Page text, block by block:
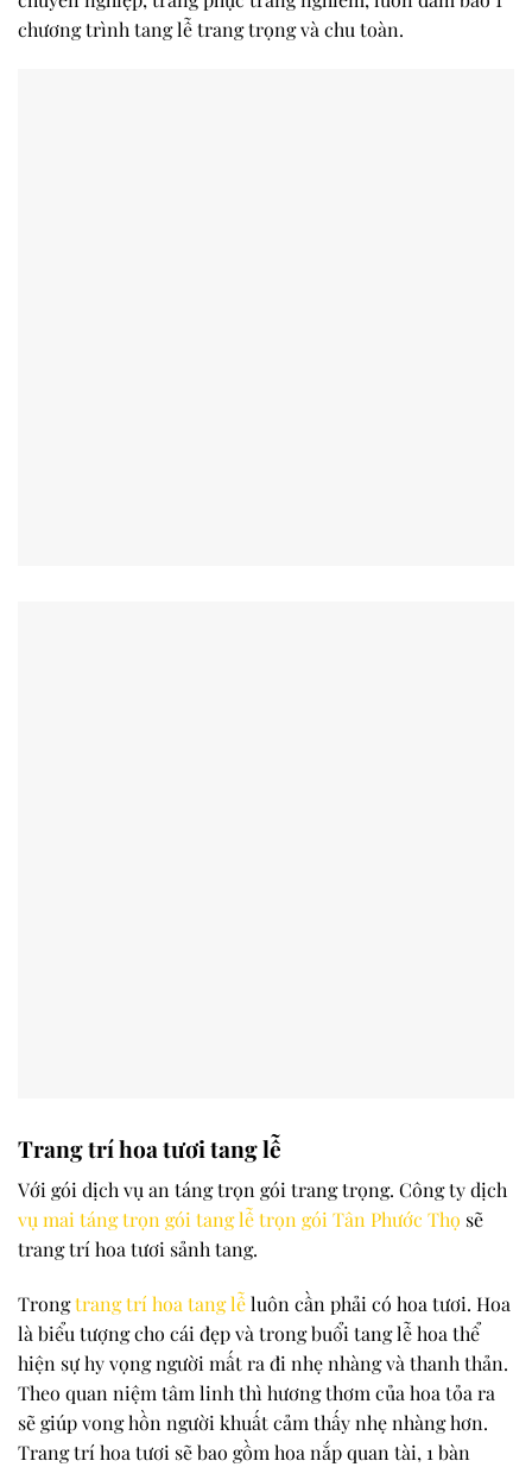
chương trình tang lễ trang trọng và chu toàn.
Trang trí hoa tươi tang lễ
Với gói dịch vụ an táng trọn gói trang trọng. Công ty dịch
vụ mai táng trọn gói tang lễ trọn gói Tân Phước Thọ sẽ
trang trí hoa tươi sảnh tang.
Trongtrang trí hoa tang lễluôn cần phải có hoa tươi. Hoa
là biểu tượng cho cái đẹp và trong buổi tang lễ hoa thể
hiện sự hy vọng người mất ra đi nhẹ nhàng và thanh thản.
Theo quan niệm tâm linh thì hương thơm của hoa tỏa ra
sẽ giúp vong hồn người khuất cảm thấy nhẹ nhàng hơn.
Trang trí hoa tươi sẽ bao gồm hoa nắp quan tài, 1 bàn